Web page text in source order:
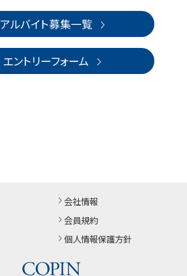
アルバイト募集一覧
エントリーフォーム
会社情報
会員規約
個人情報保護方針